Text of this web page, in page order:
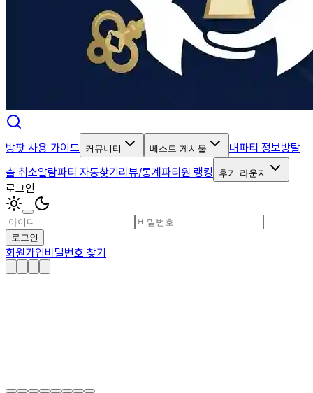
방팟 사용 가이드 커뮤니티 베스트 게시물 내파티 정보방탈
출 취소알람파티 자동찾기리뷰/통계파티원 랭킹 후기 라운지
로그인
로그인
회원가입비밀번호 찾기